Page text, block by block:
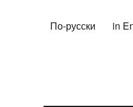
По-русски in